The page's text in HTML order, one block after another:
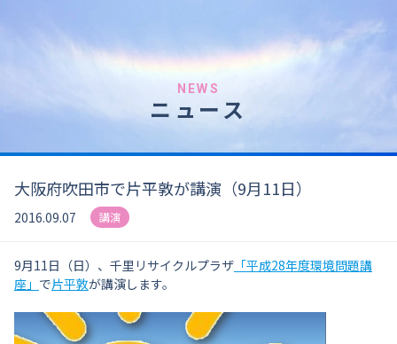
NEWS
ニュース
大阪府吹田市で片平敦が講演（9月11日）
2016.09.07 講演
9月11日（日）、千里リサイクルプラザ 「平成28年度環境問題講
座」 で片平敦が講演します。